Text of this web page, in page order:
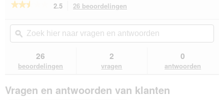
★★★★★
★★★★★
de
Beoordelingen
van
Frisbee
2.5 26 beoordelingen
actie
navigeert
u
beoordelingen.
Zoek
hier
naar
antwoorden
ϙ
26
beoordelingen
2
vragen
0
antwoorden
Vragen en antwoorden van klanten